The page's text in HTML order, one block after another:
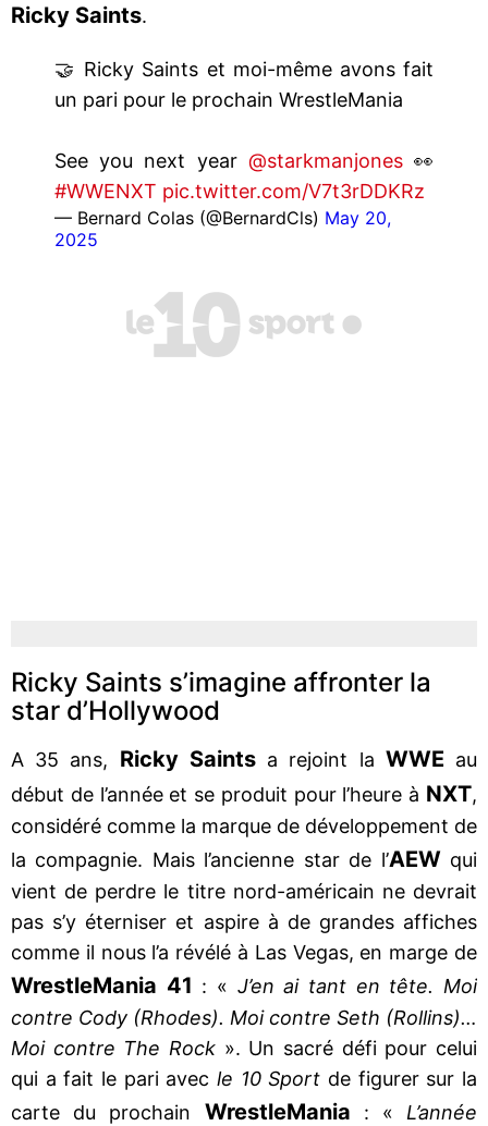
Ricky Saints.
🤝 Ricky Saints et moi-même avons fait
un pari pour le prochain WrestleMania
See you next year @starkmanjones👀
#WWENXT pic.twitter.com/V7t3rDDKRz
— Bernard Colas (@BernardCls) May 20,
2025
Ricky Saints s’imagine affronter la
star d’Hollywood
A 35 ans, Ricky Saintsa rejoint la WWE au
début de l’année et se produit pour l’heure à NXT,
considéré comme la marque de développement de
la compagnie. Mais l’ancienne star de l’AEWqui
vient de perdre le titre nord-américain ne devrait
pas s’y éterniser et aspire à de grandes affiches
comme il nous l’a révélé à Las Vegas, en marge de
WrestleMania 41 : « J’en ai tant en tête. Moi
contre Cody (Rhodes). Moi contre Seth (Rollins)…
Moi contre The Rock ». Un sacré défi pour celui
qui a fait le pari avec le 10 Sport de figurer sur la
carte du prochain WrestleMania : « L’année